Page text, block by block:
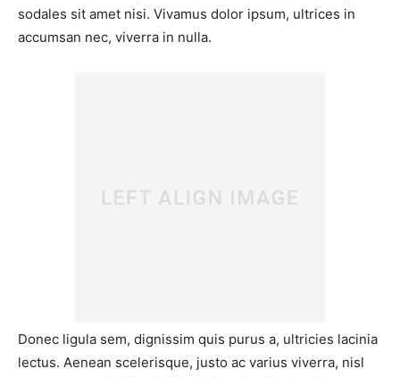
sodales sit amet nisi. Vivamus dolor ipsum, ultrices in
accumsan nec, viverra in nulla.
Donec ligula sem, dignissim quis purus a, ultricies lacinia
lectus. Aenean scelerisque, justo ac varius viverra, nisl